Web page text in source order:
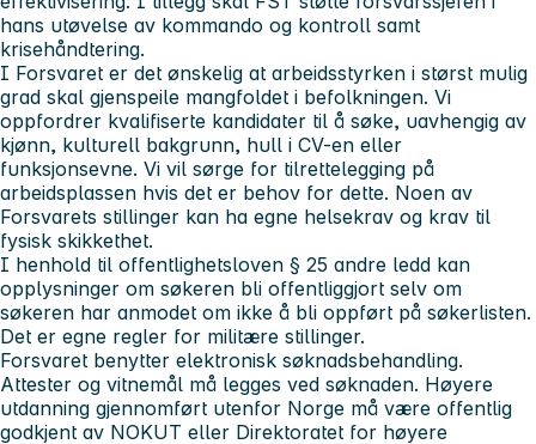
hans utøvelse av kommando og kontroll samt
krisehåndtering.
I Forsvaret er det ønskelig at arbeidsstyrken i størst mulig
grad skal gjenspeile mangfoldet i befolkningen. Vi
oppfordrer kvalifiserte kandidater til å søke, uavhengig av
kjønn, kulturell bakgrunn, hull i CV-en eller
funksjonsevne. Vi vil sørge for tilrettelegging på
arbeidsplassen hvis det er behov for dette. Noen av
Forsvarets stillinger kan ha egne helsekrav og krav til
fysisk skikkethet.
I henhold til offentlighetsloven § 25 andre ledd kan
opplysninger om søkeren bli offentliggjort selv om
søkeren har anmodet om ikke å bli oppført på søkerlisten.
Det er egne regler for militære stillinger.
Forsvaret benytter elektronisk søknadsbehandling.
Attester og vitnemål må legges ved søknaden. Høyere
utdanning gjennomført utenfor Norge må være offentlig
godkjent av NOKUT eller Direktoratet for høyere